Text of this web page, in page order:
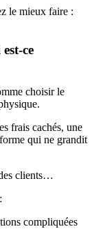
le mieux faire :
ce
choisir le
frais cachés, une
qui ne grandit
clients…
compliquées